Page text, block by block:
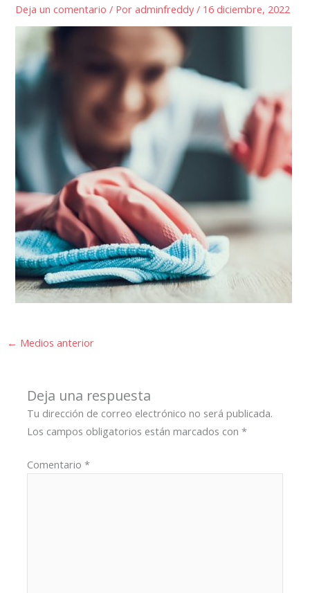
Deja un comentario / Poradminfreddy/ 16 diciembre, 2022
← Medios anterior
Deja una respuesta
Tu dirección de correo electrónico no será publicada.
Los campos obligatorios están marcados con*
Comentario*